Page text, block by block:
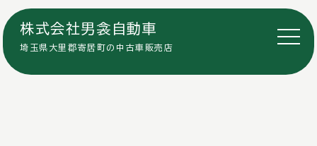
株式会社男衾自動車
埼玉県大里郡寄居町の中古車販売店